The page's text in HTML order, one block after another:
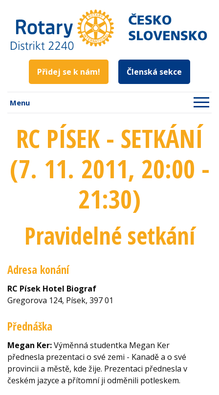
Přidej se k nám! Členská sekce
Menu
RC PÍSEK - SETKÁNÍ
(7. 11. 2011, 20:00 -
21:30)
Pravidelné setkání
Adresa konání
RC Písek Hotel Biograf
Gregorova 124, Písek, 397 01
Přednáška
Megan Ker:Výměnná studentka Megan Ker
přednesla prezentaci o své zemi - Kanadě a o své
provincii a městě, kde žije. Prezentaci přednesla v
českém jazyce a přítomní ji odměnili potleskem.